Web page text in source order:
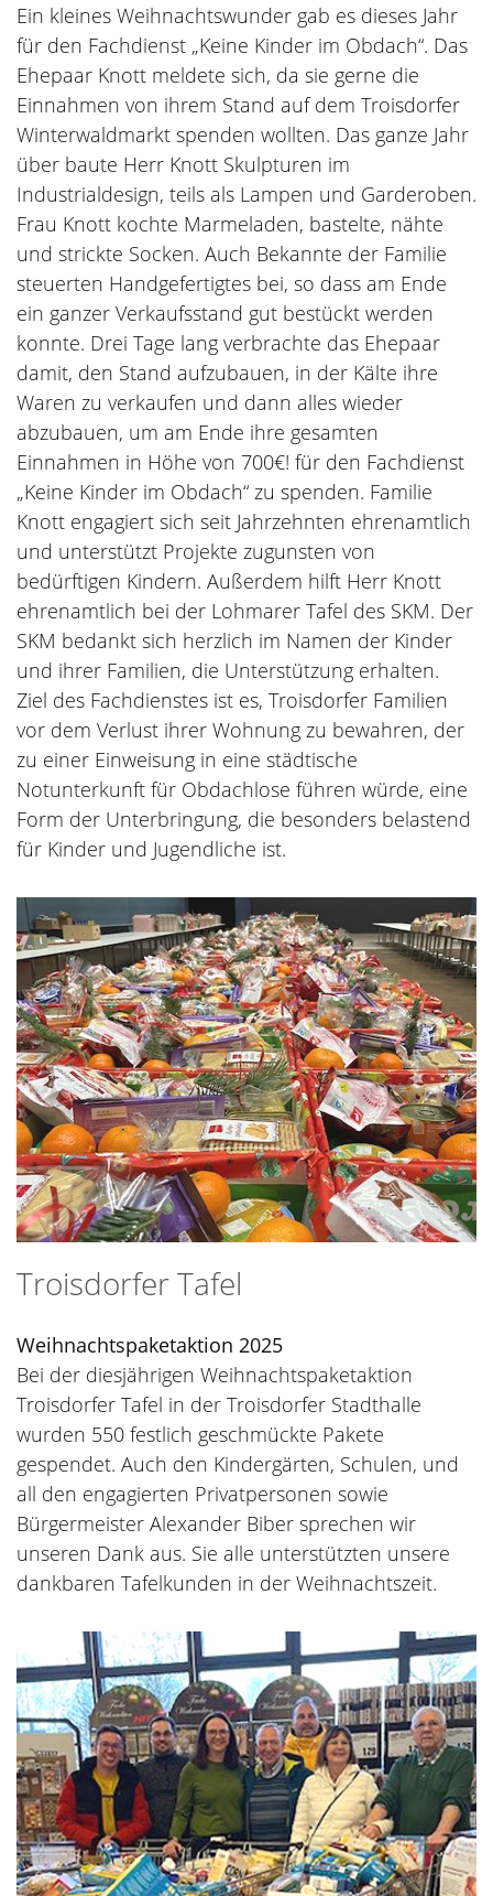
Ein kleines Weihnachtswunder gab es dieses Jahr
für den Fachdienst „Keine Kinder im Obdach“. Das
Ehepaar Knott meldete sich, da sie gerne die
Einnahmen von ihrem Stand auf dem Troisdorfer
Winterwaldmarkt spenden wollten. Das ganze Jahr
über baute Herr Knott Skulpturen im
Industrialdesign, teils als Lampen und Garderoben.
Frau Knott kochte Marmeladen, bastelte, nähte
und strickte Socken. Auch Bekannte der Familie
steuerten Handgefertigtes bei, so dass am Ende
ein ganzer Verkaufsstand gut bestückt werden
konnte. Drei Tage lang verbrachte das Ehepaar
damit, den Stand aufzubauen, in der Kälte ihre
Waren zu verkaufen und dann alles wieder
abzubauen, um am Ende ihre gesamten
Einnahmen in Höhe von 700€! für den Fachdienst
„Keine Kinder im Obdach“ zu spenden. Familie
Knott engagiert sich seit Jahrzehnten ehrenamtlich
und unterstützt Projekte zugunsten von
bedürftigen Kindern. Außerdem hilft Herr Knott
ehrenamtlich bei der Lohmarer Tafel des SKM. Der
SKM bedankt sich herzlich im Namen der Kinder
und ihrer Familien, die Unterstützung erhalten.
Ziel des Fachdienstes ist es, Troisdorfer Familien
vor dem Verlust ihrer Wohnung zu bewahren, der
zu einer Einweisung in eine städtische
Notunterkunft für Obdachlose führen würde, eine
Form der Unterbringung, die besonders belastend
für Kinder und Jugendliche ist.
Troisdorfer Tafel
Weihnachtspaketaktion 2025
Bei der diesjährigen Weihnachtspaketaktion
Troisdorfer Tafel in der Troisdorfer Stadthalle
wurden 550 festlich geschmückte Pakete
gespendet. Auch den Kindergärten, Schulen, und
all den engagierten Privatpersonen sowie
Bürgermeister Alexander Biber sprechen wir
unseren Dank aus. Sie alle unterstützten unsere
dankbaren Tafelkunden in der Weihnachtszeit.